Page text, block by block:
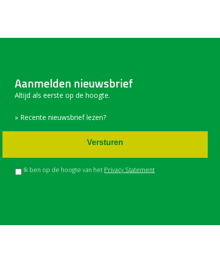
Aanmelden nieuwsbrief
Altijd als eerste op de hoogte.
» Recente nieuwsbrief lezen?
Ik ben op de hoogte van het Privacy Statement
Versturen